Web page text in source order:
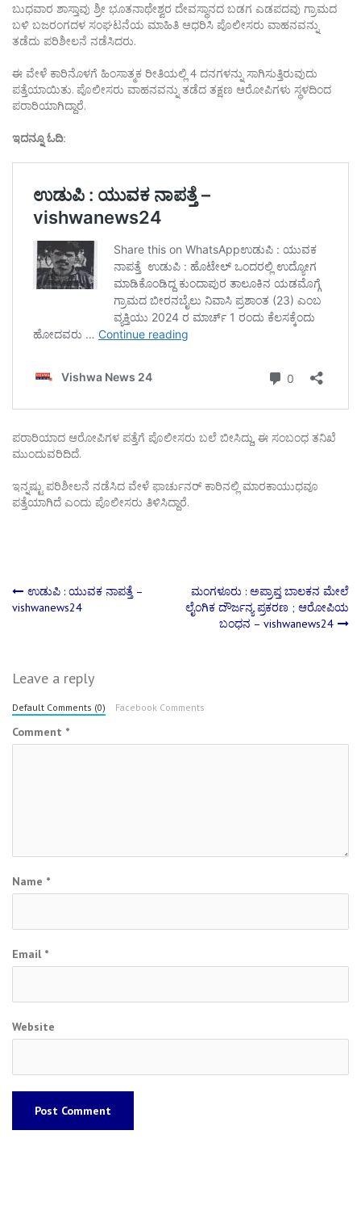
ಬುಧವಾರ ಶಾಸ್ತಾವು ಶ್ರೀ ಭೂತನಾಥೇಶ್ವರ ದೇವಸ್ಥಾನದ ಬಡಗ ಎಡಪದವು ಗ್ರಾಮದ
ಬಳಿ ಬಜರಂಗದಳ ಸಂಘಟನೆಯ ಮಾಹಿತಿ ಆಧರಿಸಿ ಪೊಲೀಸರು ವಾಹನವನ್ನು
ತಡೆದು ಪರಿಶೀಲನೆ ನಡೆಸಿದರು.
ಈ ವೇಳೆ ಕಾರಿನೊಳಗೆ ಹಿಂಸಾತ್ಮಕ ರೀತಿಯಲ್ಲಿ 4 ದನಗಳನ್ನು ಸಾಗಿಸುತ್ತಿರುವುದು
ಪತ್ತೆಯಾಯಿತು. ಪೊಲೀಸರು ವಾಹನವನ್ನು ತಡೆದ ತಕ್ಷಣ ಆರೋಪಿಗಳು ಸ್ಥಳದಿಂದ
ಪರಾರಿಯಾಗಿದ್ದಾರೆ.
ಇದನ್ನೂ ಓದಿ:
ಪರಾರಿಯಾದ ಆರೋಪಿಗಳ ಪತ್ತೆಗೆ ಪೊಲೀಸರು ಬಲೆ ಬೀಸಿದ್ದು, ಈ ಸಂಬಂಧ ತನಿಖೆ
ಮುಂದುವರಿದಿದೆ.
ಇನ್ನಷ್ಟು ಪರಿಶೀಲನೆ ನಡೆಸಿದ ವೇಳೆ ಫಾರ್ಚುನರ್ ಕಾರಿನಲ್ಲಿ ಮಾರಕಾಯುಧವೂ
ಪತ್ತೆಯಾಗಿದೆ ಎಂದು ಪೊಲೀಸರು ತಿಳಿಸಿದ್ದಾರೆ.
Post
ಉಡುಪಿ : ಯುವಕ ನಾಪತ್ತೆ –
vishwanews24
ಮಂಗಳೂರು : ಅಪ್ರಾಪ್ತ ಬಾಲಕನ ಮೇಲೆ
ಲೈಂಗಿಕ ದೌರ್ಜನ್ಯ ಪ್ರಕರಣ ; ಆರೋಪಿಯ
ಬಂಧನ – vishwanews24
Leave a reply
Default Comments (0) Facebook Comments
Comment *
Name *
Email *
Website